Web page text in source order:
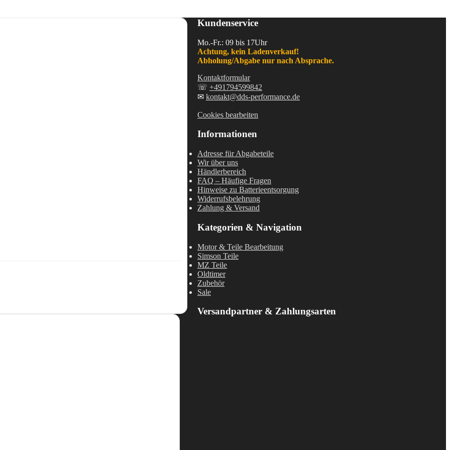
Kundenservice
Mo.-Fr.: 09 bis 17Uhr
Achtung, kein Ladenverkauf!
Abholung/Abgabe nur nach Absprache.
Kontaktformular
☏ +491794599842
✉ kontakt@dds-performance.de
Cookies bearbeiten
Informationen
Adresse für Abgabeteile
Wir über uns
Händlerbereich
FAQ – Häufige Fragen
Hinweise zu Batterieentsorgung
Widerrufsbelehrung
Zahlung & Versand
Kategorien & Navigation
Motor & Teile Bearbeitung
Simson Teile
MZ Teile
Oldtimer
Zubehör
Sale
Versandpartner & Zahlungsarten